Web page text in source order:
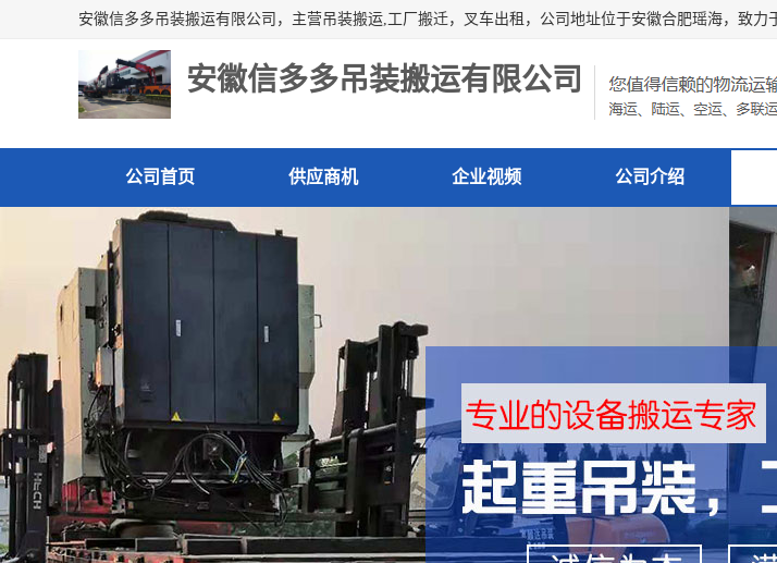
安徽信多多吊装搬运有限公司
公司首页 供应商机 企业视频 公司介绍